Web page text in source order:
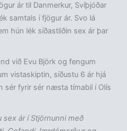
ár til Danmerkur, Svíþjóðar
samtals í fjögur ár. Svo lá
hún lék síðastliðin sex ár þar
við Evu Björk og fengum
vistaskiptin, síðustu 6 ár hjá
sér fyrir sér næsta tímabil í Olís
sex ár í Stjörnunni með